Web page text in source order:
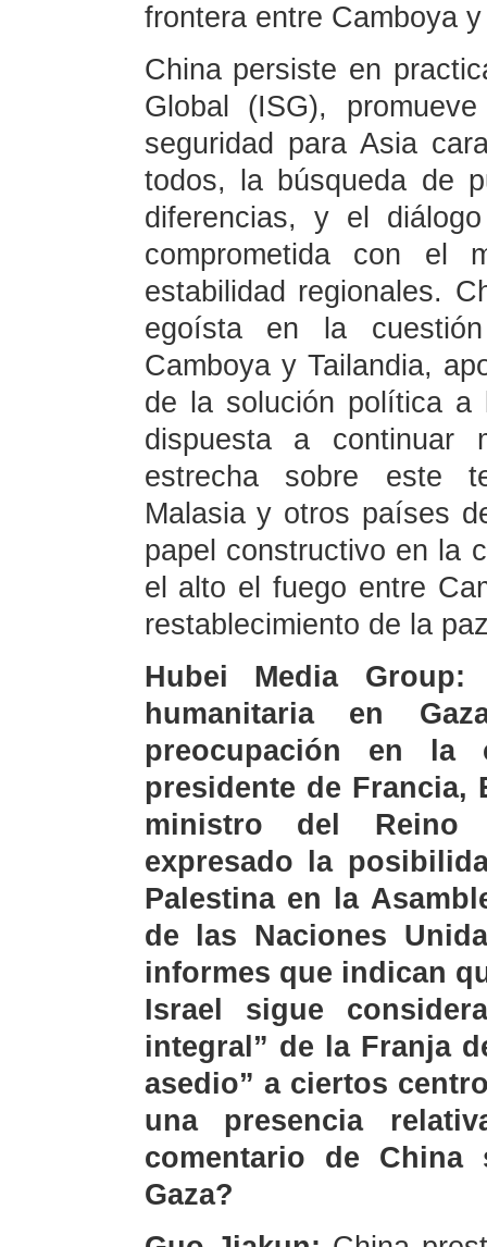
frontera entre Camboya
China persiste en
Global (ISG),
seguridad para Asia
todos, la búsqueda de
diferencias, y el
comprometida con el
estabilidad regionales.
egoísta en la
Camboya y Tailandia,
de la solución política
dispuesta a continuar
estrecha sobre este
Malasia y otros países
papel constructivo en la
el alto el fuego entre
restablecimiento de la
Hubei Media Group:
humanitaria en
preocupación en la
presidente de Francia,
ministro del Reino
expresado la
Palestina en la
de las Naciones
informes que indican
Israel sigue
integral” de la Franja
asedio” a ciertos
una presencia
comentario de
Gaza?